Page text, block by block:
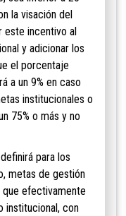
la visación del
este incentivo al
y adicionar los
el porcentaje
a un 9% en caso
institucionales o
75% o más y no
para los
metas de gestión
efectivamente
institucional, con